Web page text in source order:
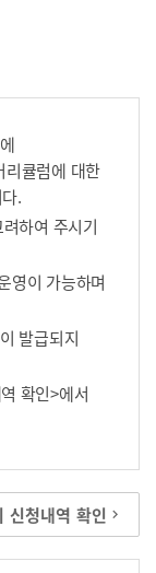
리큘럼에 대한
.
하여 주시기
영이 가능하며
발급되지
확인>에서
신청내역 확인